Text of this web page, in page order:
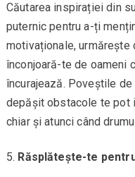
Căutarea inspirației din
puternic pentru a-ți
motivaționale,
înconjoară-te de oameni
încurajează. Poveștile
depășit obstacole te pot
chiar și atunci când
Răsplătește-te